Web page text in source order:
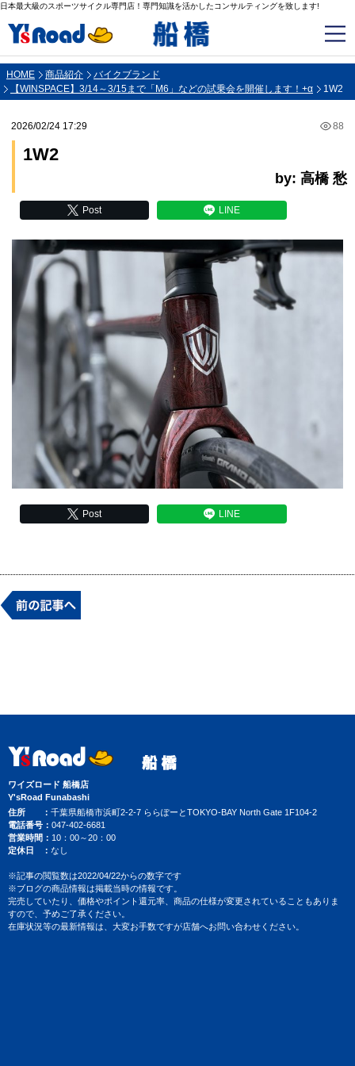
日本最大級のスポーツサイクル専門店！専門知識を活かしたコンサルティングを致します!
HOME 商品紹介
バイクブランド
【WINSPACE】3/14～3/15まで「M6」などの試乗会を開催します！+α
1W2
2026/02/24 17:29 88
1W2
by: 高橋 愁
Post LINE
Post LINE
ワイズロード 船橋店
Y'sRoad Funabashi
住所
千葉県船橋市浜町2-2-7 ららぽーとTOKYO-BAY North Gate 1F104-2
電話番号
047-402-6681
営業時間
10：00～20：00
定休日
なし
※記事の閲覧数は2022/04/22からの数字です
※ブログの商品情報は掲載当時の情報です。
完売していたり、価格やポイント還元率、商品の仕様が変更されていることもありま
すので、予めご了承ください。
在庫状況等の最新情報は、大変お手数ですが店舗へお問い合わせください。